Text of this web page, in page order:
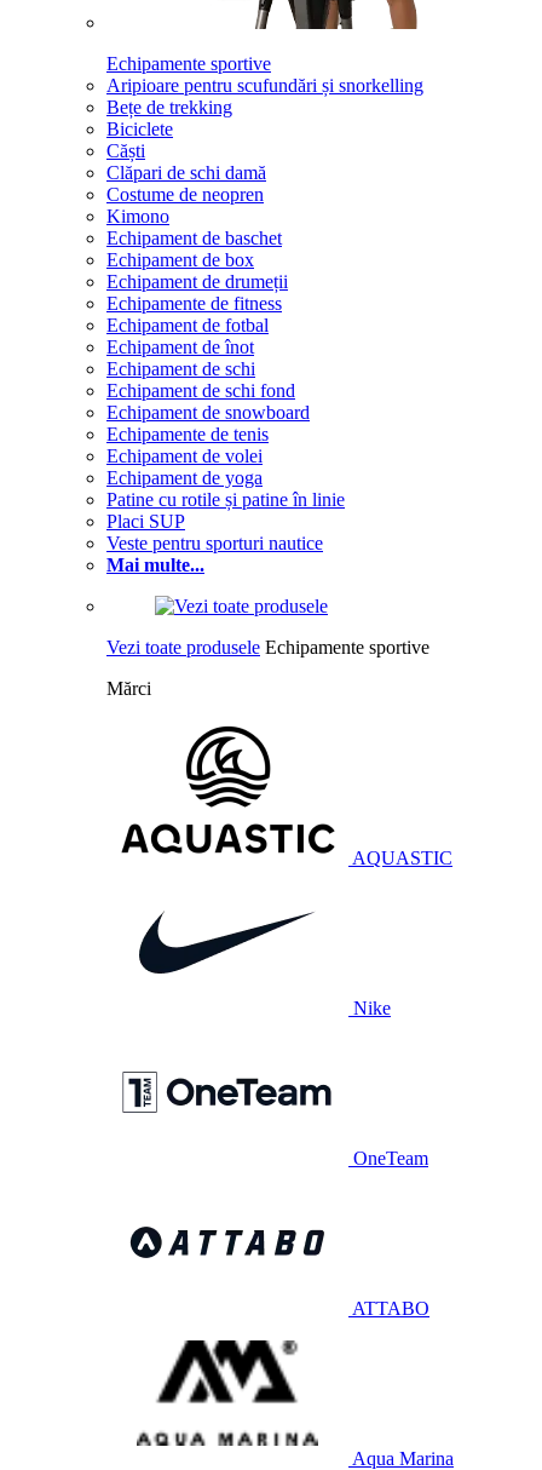
Echipamente sportive
Aripioare pentru scufundări și snorkelling
Bețe de trekking
Biciclete
Căști
Clăpari de schi damă
Costume de neopren
Kimono
Echipament de baschet
Echipament de box
Echipament de drumeții
Echipamente de fitness
Echipament de fotbal
Echipament de înot
Echipament de schi
Echipament de schi fond
Echipament de snowboard
Echipamente de tenis
Echipament de volei
Echipament de yoga
Patine cu rotile și patine în linie
Placi SUP
Veste pentru sporturi nautice
Mai multe...
Vezi toate produsele Echipamente sportive
Mărci
AQUASTIC
Nike
OneTeam
ATTABO
Aqua Marina